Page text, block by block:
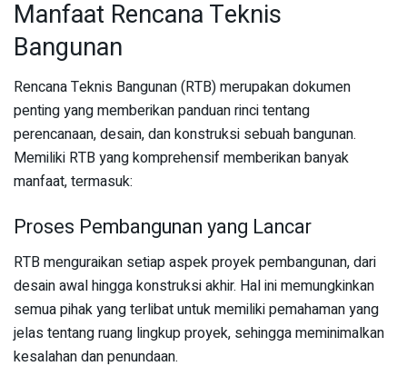
Manfaat Rencana Teknis
Bangunan
Rencana Teknis Bangunan (RTB) merupakan dokumen
penting yang memberikan panduan rinci tentang
perencanaan, desain, dan konstruksi sebuah bangunan.
Memiliki RTB yang komprehensif memberikan banyak
manfaat, termasuk:
Proses Pembangunan yang Lancar
RTB menguraikan setiap aspek proyek pembangunan, dari
desain awal hingga konstruksi akhir. Hal ini memungkinkan
semua pihak yang terlibat untuk memiliki pemahaman yang
jelas tentang ruang lingkup proyek, sehingga meminimalkan
kesalahan dan penundaan.